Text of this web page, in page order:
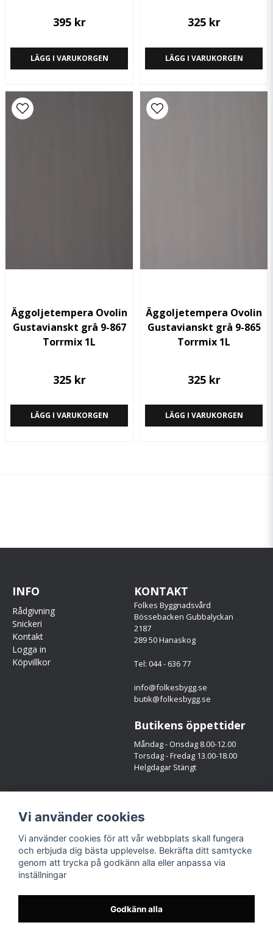
395 kr
LÄGG I VARUKORGEN
325 kr
LÄGG I VARUKORGEN
Äggoljetempera Ovolin
Gustavianskt grå 9-867
Torrmix 1L
325 kr
LÄGG I VARUKORGEN
Äggoljetempera Ovolin
Gustavianskt grå 9-865
Torrmix 1L
325 kr
LÄGG I VARUKORGEN
INFO
Rådgivning
Snickeri
Kontakt
Logga in
Köpvillkor
KONTAKT
Folkes Byggnadsvård
Bössebacken Gubbalyckan
2187
289 50 Hanaskog
Tel: 044 - 636 77
info@folkesbygg.se
butik@folkesbygg.se
Butikens öppettider
Måndag - Onsdag 8.00-12.00
Torsdag - Fredag 13.00-18.00
Helgdagar Stängt
Facebook
Instagram
Vi använder cookies
Vi använder cookies för att vår webbplats skall fungera
och erbjuda dig bästa upplevelse. Bekräfta ditt samtycke
genom att trycka på godkänn alla eller anpassa via
inställningar
Godkänn alla